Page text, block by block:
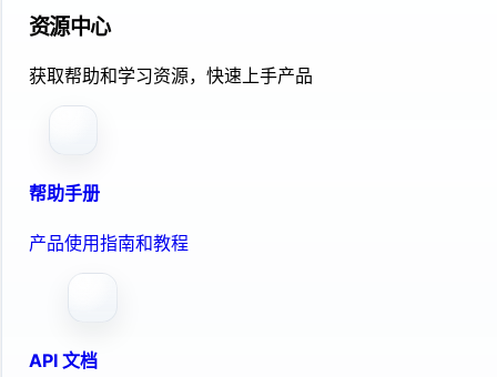
资源中心
获取帮助和学习资源，快速上手产品
帮助手册
产品使用指南和教程
API 文档